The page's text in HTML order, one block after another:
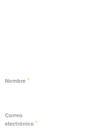
Nombre *
Correo
electrónico *